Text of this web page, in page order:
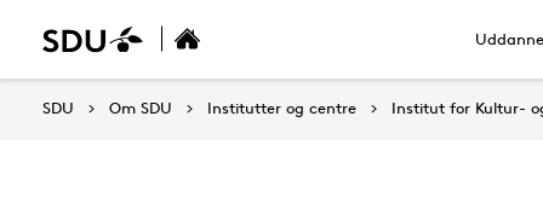
SDU Om SDU Institutter og centre Institut for Kultur-